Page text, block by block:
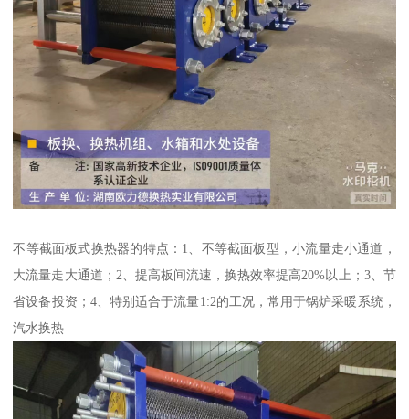
不等截面板式换热器的特点：1、不等截面板型，小流量走小通道，
大流量走大通道；2、提高板间流速，换热效率提高20%以上；3、节
省设备投资；4、特别适合于流量1:2的工况，常用于锅炉采暖系统，
汽水换热